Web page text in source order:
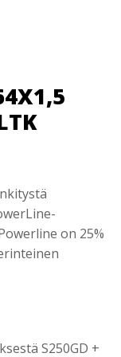
on 25%
S250GD +